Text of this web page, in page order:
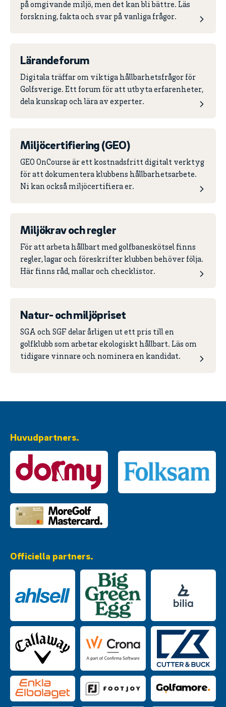
på omgivande miljö, men det kan bli bättre. Läs
forskning, fakta och svar på vanliga frågor.
Lärandeforum
Digitala träffar om viktiga hållbarhetsfrågor för
Golfsverige. Ett forum för att utbyta erfarenheter,
dela kunskap och lära av experter.
Miljöcertifiering (GEO)
GEO OnCourse är ett kostnadsfritt digitalt verktyg
för att dokumentera klubbens hållbarhetsarbete.
Ni kan också miljöcertifiera er.
Miljökrav och regler
För att arbeta hållbart med golfbaneskötsel finns
regler, lagar och föreskrifter klubben behöver följa.
Här finns råd, mallar och checklistor.
Natur- och miljöpriset
SGA och SGF delar årligen ut ett pris till en
golfklubb som arbetar ekologiskt hållbart. Läs om
tidigare vinnare och nominera en kandidat.
Huvudpartners.
Officiella partners.